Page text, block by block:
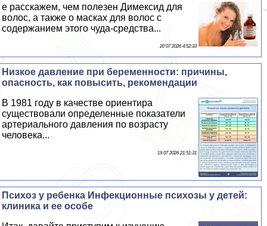
е расскажем, чем полезен Димексид для
волос, а также о масках для волос с
содержанием этого чуда-средства...
20 07 2026 4:52:33
Низкое давление при беременности: причины,
опасность, как повысить, рекомендации
В 1981 году в качестве ориентира
существовали определенные показатели
артериального давления по возрасту
человека...
19 07 2026 21:51:31
Психоз у ребенка Инфекционные психозы у детей:
клиника и ее особе